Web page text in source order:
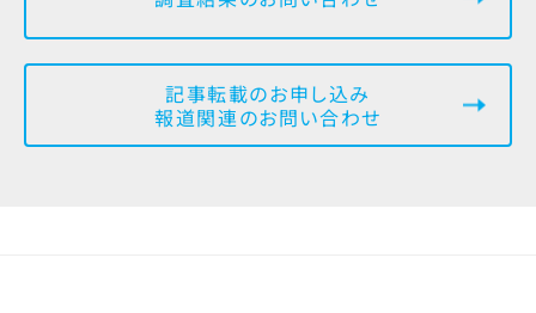
記事転載のお申し込み
報道関連のお問い合わせ